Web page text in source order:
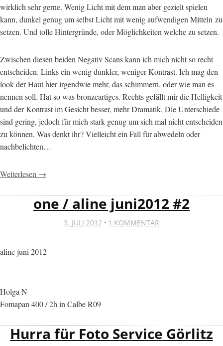
wirklich sehr gerne. Wenig Licht mit dem man aber gezielt spielen
kann, dunkel genug um selbst Licht mit wenig aufwendigen Mitteln zu
setzen. Und tolle Hintergründe, oder Möglichkeiten welche zu setzen.
Zwischen diesen beiden Negativ Scans kann ich mich nicht so recht
entscheiden. Links ein wenig dunkler, weniger Kontrast. Ich mag den
look der Haut hier irgendwie mehr, das schimmern, oder wie man es
nennen soll. Hat so was bronzeartiges. Rechts gefällt mir die Helligkeit
und der Kontrast im Gesicht besser, mehr Dramatik. Die Unterschiede
sind gering, jedoch für mich stark genug um sich mal nicht entscheiden
zu können. Was denkt ihr? Vielleicht ein Fall für abwedeln oder
nachbelichten…
Weiterlesen →
one / aline juni2012 #2
3. JULI 2012 · 1 KOMMENTAR
aline juni 2012
Holga N
Fomapan 400 / 2h in Calbe R09
Hurra für Foto Service Görlitz